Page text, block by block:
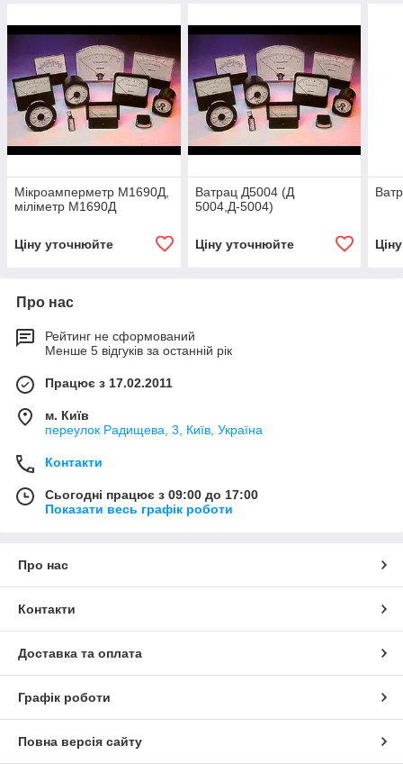
Мікроамперметр М1690Д,
міліметр М1690Д
Ціну уточнюйте
Ватрац Д5004 (Д
5004,Д-5004)
Ціну уточнюйте
Про нас
Рейтинг не сформований
Менше 5 відгуків за останній рік
Працює з 17.02.2011
м. Київ
переулок Радищева, 3, Київ, Україна
Контакти
Сьогодні працює з 09:00 до 17:00
Показати весь графік роботи
Про нас
Контакти
Доставка та оплата
Графік роботи
Повна версія сайту